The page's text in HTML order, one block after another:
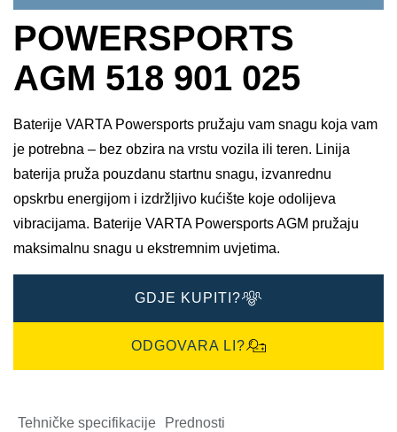
POWERSPORTS
AGM 518 901 025
Baterije VARTA Powersports pružaju vam snagu koja vam
je potrebna – bez obzira na vrstu vozila ili teren. Linija
baterija pruža pouzdanu startnu snagu, izvanrednu
opskrbu energijom i izdržljivo kućište koje odolijeva
vibracijama. Baterije VARTA Powersports AGM pružaju
maksimalnu snagu u ekstremnim uvjetima.
GDJE KUPITI?
ODGOVARA LI?
Tehničke specifikacije Prednosti